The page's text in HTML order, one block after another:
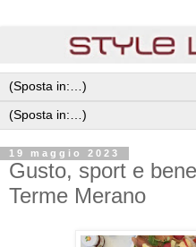
19 maggio 2023
Gusto, sport e
Terme Merano